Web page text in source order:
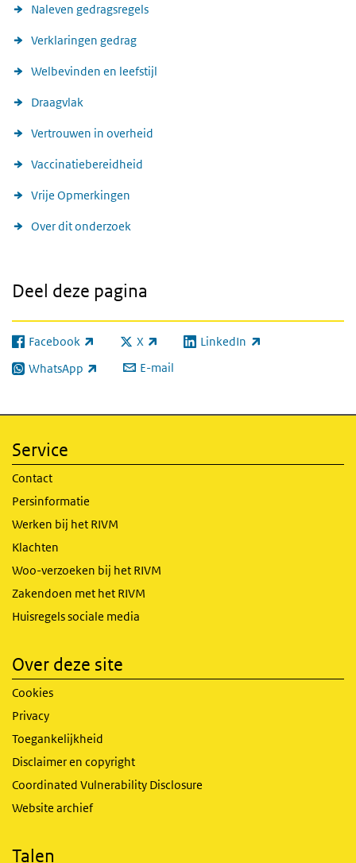
Naleven gedragsregels
Verklaringen gedrag
Welbevinden en leefstijl
Draagvlak
Vertrouwen in overheid
Vaccinatiebereidheid
Vrije Opmerkingen
Over dit onderzoek
Deel deze pagina
Facebook
(externe link) X
(externe link) LinkedIn
(externe link)
WhatsApp
(externe link) E-mail
Service
Contact
Persinformatie
Werken bij het RIVM
Klachten
Woo-verzoeken bij het RIVM
Zakendoen met het RIVM
Huisregels sociale media
Over deze site
Cookies
Privacy
Toegankelijkheid
Disclaimer en copyright
Coordinated Vulnerability Disclosure
Website archief
Talen